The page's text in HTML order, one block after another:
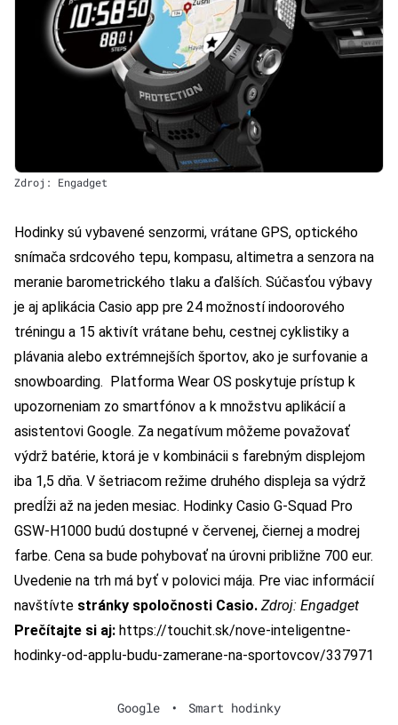
Zdroj: Engadget
Hodinky sú vybavené senzormi, vrátane GPS, optického
snímača srdcového tepu, kompasu, altimetra a senzora na
meranie barometrického tlaku a ďalších. Súčasťou výbavy
je aj aplikácia Casio app pre 24 možností indoorového
tréningu a 15 aktivít vrátane behu, cestnej cyklistiky a
plávania alebo extrémnejších športov, ako je surfovanie a
snowboarding.
Platforma Wear OS poskytuje prístup k
upozorneniam zo smartfónov a k množstvu aplikácií a
asistentovi Google. Za negatívum môžeme považovať
výdrž batérie, ktorá je v kombinácii s farebným displejom
iba 1,5 dňa. V šetriacom režime druhého displeja sa výdrž
predĺži až na jeden mesiac. Hodinky Casio G-Squad Pro
GSW-H1000 budú dostupné v červenej, čiernej a modrej
farbe. Cena sa bude pohybovať na úrovni približne 700 eur.
Uvedenie na trh má byť v polovici mája. Pre viac informácií
navštívte stránky spoločnosti Casio. Zdroj: Engadget
Prečítajte si aj: https://touchit.sk/nove-inteligentne-
hodinky-od-applu-budu-zamerane-na-sportovcov/337971
Google • Smart hodinky